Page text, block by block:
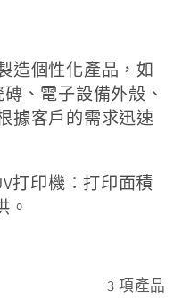
造個性化產品，如
、電子設備外殼、
據客戶的需求迅速
打印機：打印面積
。
3 項產品